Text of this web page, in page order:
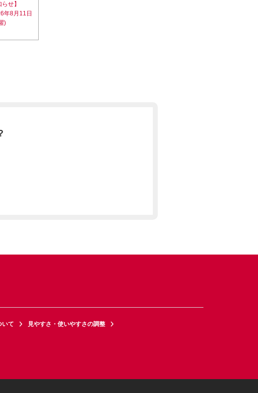
せ】
年8月11日
)
いて
見やすさ・使いやすさの調整